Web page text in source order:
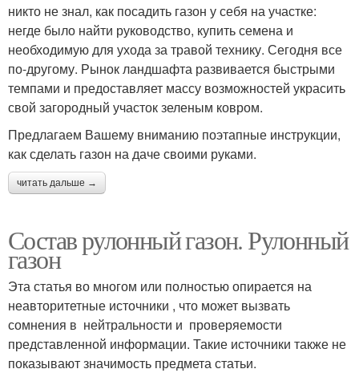
никто не знал, как посадить газон у себя на участке:
негде было найти руководство, купить семена и
необходимую для ухода за травой технику. Сегодня все
по-другому. Рынок ландшафта развивается быстрыми
темпами и предоставляет массу возможностей украсить
свой загородный участок зеленым ковром.
Предлагаем Вашему вниманию поэтапные инструкции,
как сделать газон на даче своими руками.
читать дальше →
Состав рулонный газон. Рулонный
газон
Эта статья во многом или полностью опирается на
неавторитетные источники , что может вызвать
сомнения в нейтральности и проверяемости
представленной информации. Такие источники также не
показывают значимость предмета статьи.